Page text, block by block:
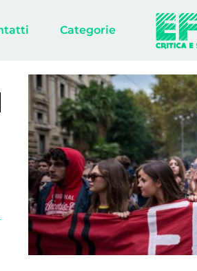
Categorie